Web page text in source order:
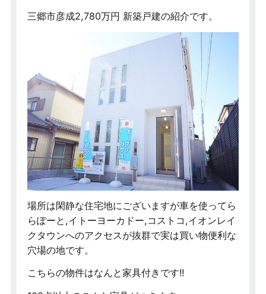
三郷市彦成2,780万円 新築戸建の紹介です。
場所は閑静な住宅地にございますが車を使ってら
らぽーと,イトーヨーカドー,コストコ,イオンレイ
クタウンへのアクセスが抜群で実は買い物便利な
穴場の地です。
こちらの物件はなんと家具付きです!!